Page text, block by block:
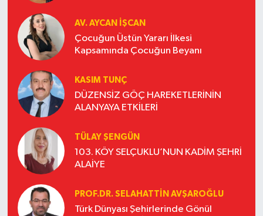
AV. AYCAN İŞCAN
Çocuğun Üstün Yararı İlkesi
Kapsamında Çocuğun Beyanı
KASIM TUNÇ
DÜZENSİZ GÖÇ HAREKETLERİNİN
ALANYAYA ETKİLERİ
TÜLAY ŞENGÜN
103. KÖY SELÇUKLU’NUN KADİM ŞEHRİ
ALAİYE
PROF.DR. SELAHATTIN AVŞAROĞLU
Türk Dünyası Şehirlerinde Gönül